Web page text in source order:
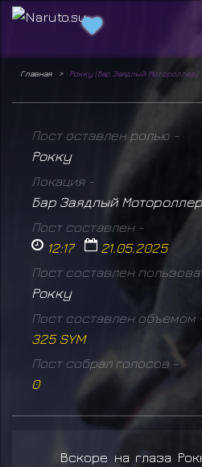
Главная
Рокку (Бар Заядлый Мотороллер)
Пост оставлен ролью -
Рокку
Локация -
Бар Заядлый Мотороллер
Пост составлен -
12:17 21.05.2025
Пост составлен
Рокку
Пост составлен объемом
325 SYM
Пост собрал голосов -
0
Вскоре на глаза